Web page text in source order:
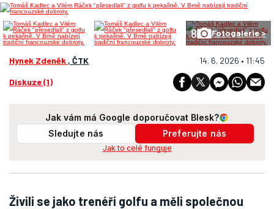
8 Fotogalerie >
Hynek Zdeněk , ČTK 14. 6. 2026 • 11:45
Diskuze (1)
Jak vám má Google doporučovat Blesk?
Sledujte nás
Preferujte nás
Jak to celé funguje
Živili se jako trenéři golfu a měli společnou